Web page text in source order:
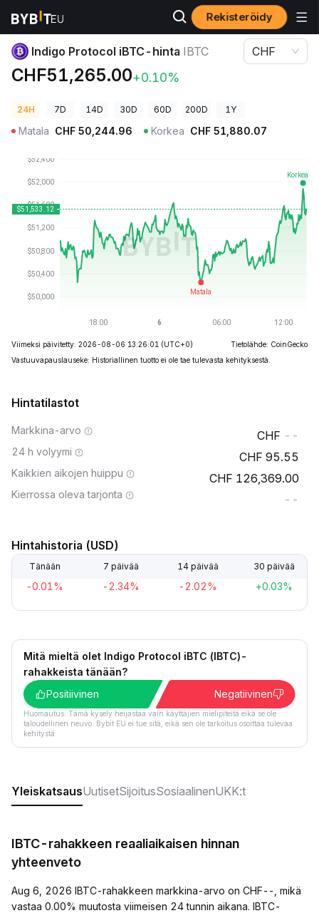
Rekisteröidy
Kryptohinnat Indigo Protocol iBTC-hinta IBTC
Indigo Protocol iBTC-hinta IBTC
CHF51,265.00+0.10%
CHF
24H 7D 14D 30D 60D 200D 1Y
Matala CHF 50,244.96 Korkea CHF 51,880.07
Viimeksi päivitetty: 2026-08-06 13:26:01 (UTC+0)
Tietolähde: CoinGecko
Vastuuvapauslauseke: Historiallinen tuotto ei ole tae tulevasta kehityksestä.
Hintatilastot
Markkina-arvo --
24 h volyymi 95.55
Kaikkien aikojen huippu 126,369.00
Kierrossa oleva tarjonta --
Hintahistoria (USD)
Tänään 7 päivää 14 päivää 30 päivää
-0.01% -2.34% -2.02% +0.03%
Mitä mieltä olet Indigo Protocol iBTC (IBTC)-
rahakkeista tänään?
Positiivinen
Negatiivinen
Huomautus: Tämä kysely heijastaa vain käyttäjien mielipiteitä eikä se ole
taloudellinen neuvo. Bybit EU ei tue sitä, eikä sen ole tarkoitus osoittaa tulevaa
kehitystä.
YleiskatsausUutisetSijoitusSosiaalinenUKK:t
IBTC-rahakkeen reaaliaikaisen hinnan
yhteenveto
Aug 6, 2026 IBTC-rahakkeen markkina-arvo on CHF--, mikä
vastaa 0.00% muutosta viimeisen 24 tunnin aikana. IBTC-